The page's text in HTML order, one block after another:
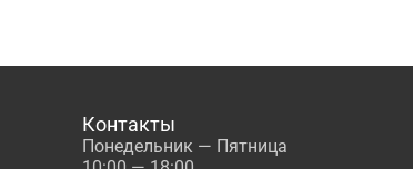
Контакты
Понедельник — Пятница